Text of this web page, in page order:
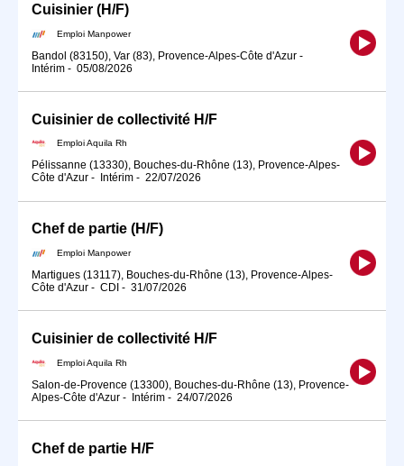
Cuisinier (H/F)
Emploi Manpower
Bandol (83150), Var (83), Provence-Alpes-Côte d'Azur -
Intérim - 05/08/2026
Cuisinier de collectivité H/F
Emploi Aquila Rh
Pélissanne (13330), Bouches-du-Rhône (13), Provence-Alpes-
Côte d'Azur - Intérim - 22/07/2026
Chef de partie (H/F)
Emploi Manpower
Martigues (13117), Bouches-du-Rhône (13), Provence-Alpes-
Côte d'Azur - CDI - 31/07/2026
Cuisinier de collectivité H/F
Emploi Aquila Rh
Salon-de-Provence (13300), Bouches-du-Rhône (13), Provence-
Alpes-Côte d'Azur - Intérim - 24/07/2026
Chef de partie H/F